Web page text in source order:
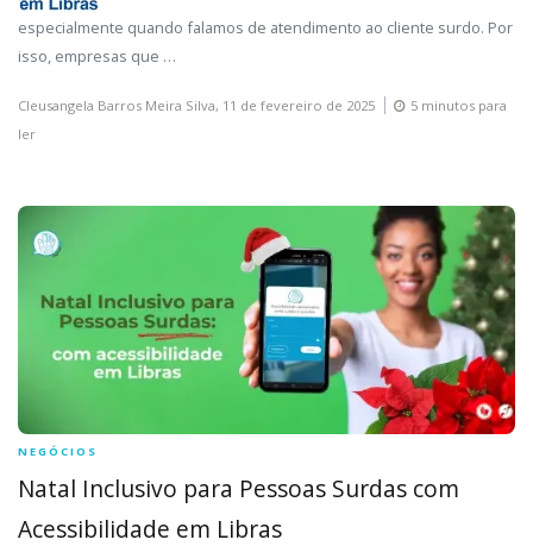
especialmente quando falamos de atendimento ao cliente surdo. Por
isso, empresas que …
Cleusangela Barros Meira Silva, 11 de fevereiro de 2025
5 minutos para
ler
NEGÓCIOS
Natal Inclusivo para Pessoas Surdas com
Acessibilidade em Libras